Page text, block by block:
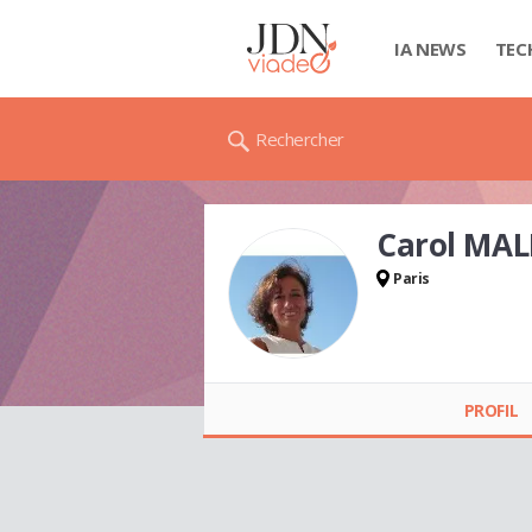
IA NEWS
Rechercher
Carol
Paris
PROFIL